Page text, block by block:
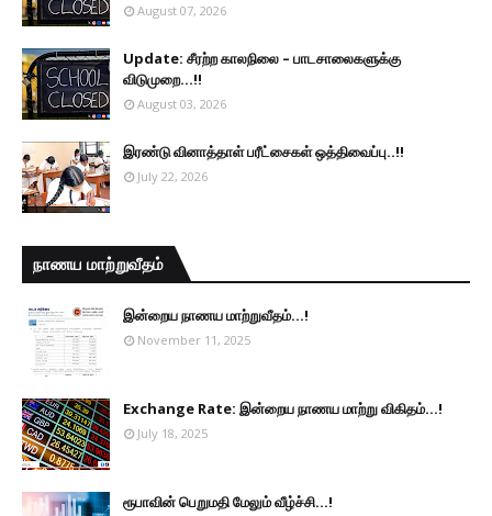
August 07, 2026
Update: சீரற்ற காலநிலை – பாடசாலைகளுக்கு
விடுமுறை...!!
August 03, 2026
இரண்டு வினாத்தாள் பரீட்சைகள் ஒத்திவைப்பு..!!
July 22, 2026
நாணய மாற்றுவீதம்
இன்றைய நாணய மாற்றுவீதம்...!
November 11, 2025
Exchange Rate: இன்றைய நாணய மாற்று விகிதம்...!
July 18, 2025
ரூபாவின் பெறுமதி மேலும் வீழ்ச்சி...!